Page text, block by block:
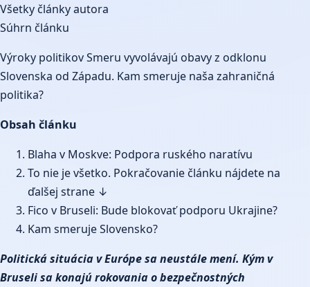
Všetky články autora
Súhrn článku
Výroky politikov Smeru vyvolávajú obavy z odklonu
Slovenska od Západu. Kam smeruje naša zahraničná
politika?
Obsah článku
Blaha v Moskve: Podpora ruského naratívu
To nie je všetko. Pokračovanie článku nájdete na
ďalšej strane ↓
Fico v Bruseli: Bude blokovať podporu Ukrajine?
Kam smeruje Slovensko?
Politická situácia v Európe sa neustále mení. Kým v
Bruseli sa konajú rokovania o bezpečnostných